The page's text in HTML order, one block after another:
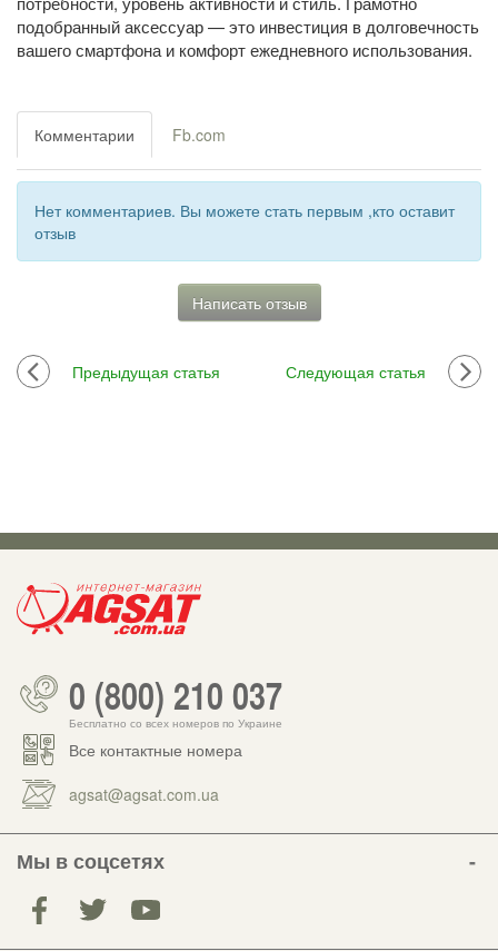
подобранный аксессуар — это инвестиция в долговечность
вашего смартфона и комфорт ежедневного использования.
Комментарии Fb.com
Нет комментариев. Вы можете стать первым ,кто оставит
отзыв
Написать отзыв
Предыдущая статья Следующая статья
0 (800) 210 037
Бесплатно со всех номеров по Украине
Все контактные номера
agsat@agsat.com.ua
Мы в соцсетях